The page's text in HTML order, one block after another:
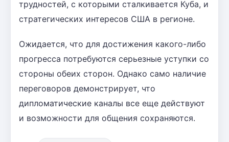
трудностей, с которыми сталкивается Куба, и
стратегических интересов США в регионе.
Ожидается, что для достижения какого-либо
прогресса потребуются серьезные уступки со
стороны обеих сторон. Однако само наличие
переговоров демонстрирует, что
дипломатические каналы все еще действуют
и возможности для общения сохраняются.